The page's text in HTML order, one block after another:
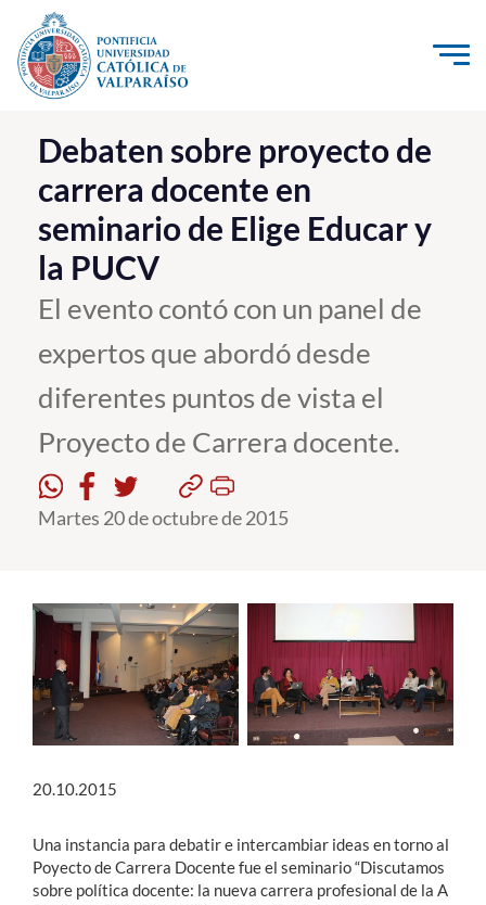
Click acá para ir directamente al contenido
La Universidad
Investigación, Creación e Innovación
PUCV Internacional
Vinculación con el Medio
Admisión
Pregrado
Postgrado
Formación Continua
Funcionarios
Alumni
Debaten sobre proyecto de
carrera docente en
seminario de Elige Educar y
la PUCV
El evento contó con un panel de
expertos que abordó desde
diferentes puntos de vista el
Proyecto de Carrera docente.
Martes 20 de octubre de 2015
20.10.2015
Una instancia para debatir e intercambiar ideas en torno al
Poyecto de Carrera Docente fue el seminario “Discutamos
sobre política docente: la nueva carrera profesional de la A